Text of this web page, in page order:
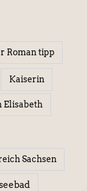
Roman tipp
Kaiserin
Elisabeth
Sachsen